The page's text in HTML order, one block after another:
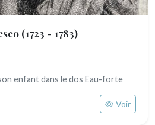
(1723 - 1783)
enfant dans le dos Eau-forte
Voir